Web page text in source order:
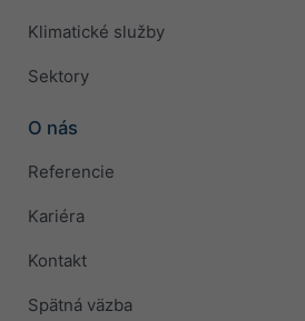
Klimatické služby
Sektory
O nás
Referencie
Kariéra
Kontakt
Spätná väzba